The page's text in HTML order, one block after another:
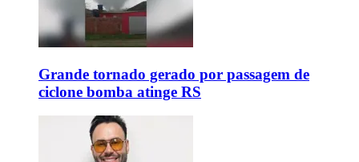
Grande tornado gerado por passagem de
ciclone bomba atinge RS